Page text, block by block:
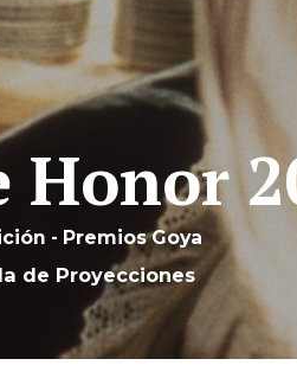
Honor
- Premios Goya
de Proyecciones